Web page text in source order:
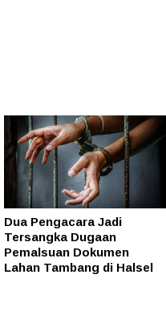
Dua Pengacara Jadi
Tersangka Dugaan
Pemalsuan Dokumen
Lahan Tambang di Halsel